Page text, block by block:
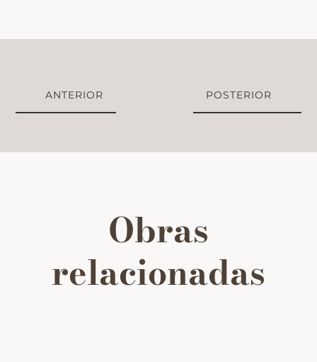
ANTERIOR POSTERIOR
Obras
relacionadas